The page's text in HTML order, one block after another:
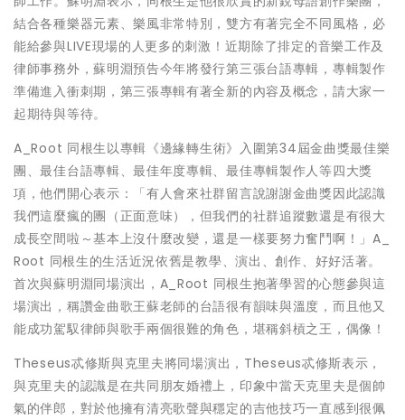
結合各種樂器元素、樂風非常特別，雙方有著完全不同風格，必
能給參與LIVE現場的人更多的刺激！近期除了排定的音樂工作及
律師事務外，蘇明淵預告今年將發行第三張台語專輯，專輯製作
準備進入衝刺期，第三張專輯有著全新的內容及概念，請大家一
起期待與等待。
A_Root 同根生以專輯《邊緣轉生術》入圍第34屆金曲獎最佳樂
團、最佳台語專輯、最佳年度專輯、最佳專輯製作人等四大獎
項，他們開心表示：「有人會來社群留言說謝謝金曲獎因此認識
我們這麼瘋的團（正面意味），但我們的社群追蹤數還是有很大
成長空間啦～基本上沒什麼改變，還是一樣要努力奮鬥啊！」A_
Root 同根生的生活近況依舊是教學、演出、創作、好好活著。
首次與蘇明淵同場演出，A_Root 同根生抱著學習的心態參與這
場演出，稱讚金曲歌王蘇老師的台語很有韻味與溫度，而且他又
能成功駕馭律師與歌手兩個很難的角色，堪稱斜槓之王，偶像！
Theseus忒修斯與克里夫將同場演出，Theseus忒修斯表示，
與克里夫的認識是在共同朋友婚禮上，印象中當天克里夫是個帥
氣的伴郎，對於他擁有清亮歌聲與穩定的吉他技巧一直感到很佩